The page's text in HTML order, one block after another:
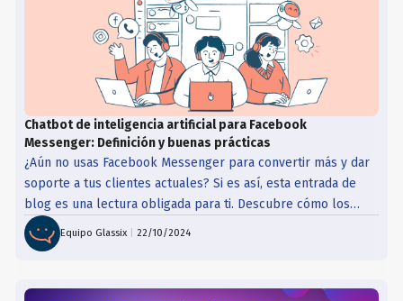
Chatbot de inteligencia artificial para Facebook
Messenger: Definición y buenas prácticas
¿Aún no usas Facebook Messenger para convertir más y dar
soporte a tus clientes actuales? Si es así, esta entrada de
blog es una lectura obligada para ti. Descubre cómo los
chatbots de IA para Facebook Messanger pueden mejorar tu
experiencia de CX.
Equipo Glassix |22/10/2024